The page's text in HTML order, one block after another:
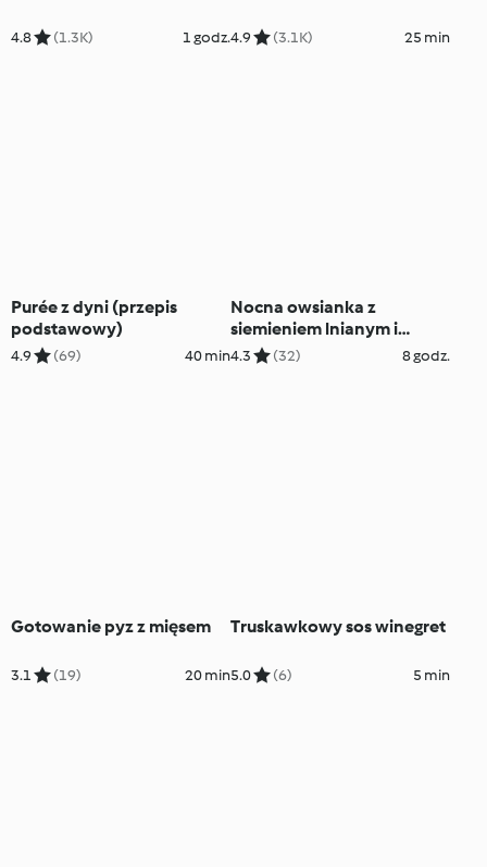
4.8 (1.3K) 1 godz.4.9 (3.1K) 25 min
Purée z dyni (przepis
podstawowy)
4.9 (69) 40 min
Nocna owsianka z
siemieniem lnianym i
jogurtem matcha
4.3 (32) 8 godz.
Gotowanie pyz z mięsem
3.1 (19) 20 min
Truskawkowy sos winegret
5.0 (6) 5 min